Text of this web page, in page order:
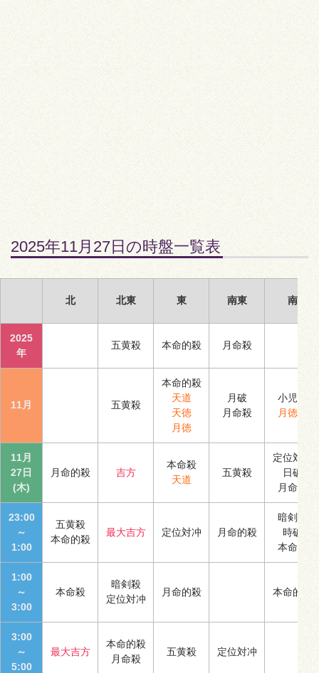
2025年11月27日の時盤一覧表
北 北東 東 南東 南
2025
年
五黄殺 本命的殺 月命殺
11月 五黄殺
本命的殺
天道
天徳
月徳
月破
月命殺
小児殺
月徳合
11月
27日
(木)
月命的殺 吉方
本命殺
天道
五黄殺
定位対冲
日破
月命殺
23:00
～
1:00
五黄殺
本命的殺
最大吉方 定位対冲 月命的殺
暗剣殺
時破
本命殺
1:00
～
3:00
本命殺
暗剣殺
定位対冲
月命的殺 本命的殺
3:00
～
5:00
最大吉方
本命的殺
月命殺
五黄殺 定位対冲